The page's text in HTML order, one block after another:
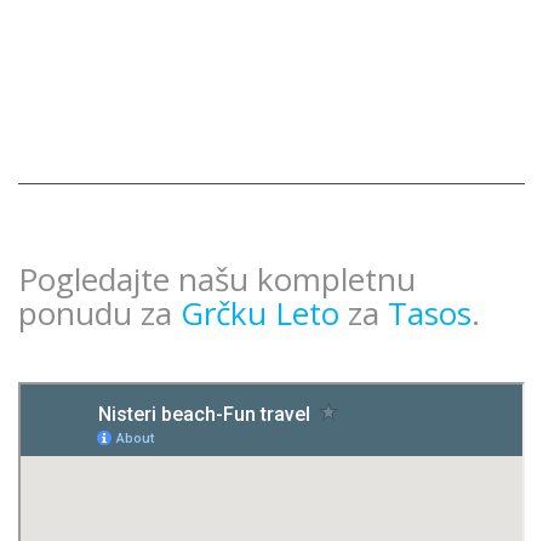
Pogledajte našu kompletnu
ponudu za Grčku Leto za Tasos.